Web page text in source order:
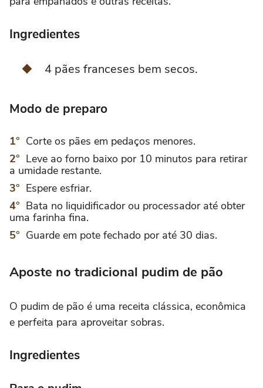
Ingredientes
4 pães franceses bem secos.
Modo de preparo
Corte os pães em pedaços menores.
Leve ao forno baixo por 10 minutos para retirar
a umidade restante.
Espere esfriar.
Bata no liquidificador ou processador até obter
uma farinha fina.
Guarde em pote fechado por até 30 dias.
Aposte no tradicional pudim de pão
O pudim de pão é uma receita clássica, econômica
e perfeita para aproveitar sobras.
Ingredientes